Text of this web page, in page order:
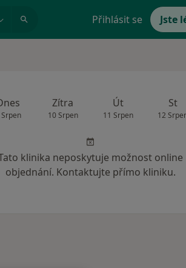
Přihlásit se Jste
Zítra
10 Srpen
Út
11 Srpen
St
12
klinika neposkytuje možnost online
objednání. Kontaktujte přímo kliniku.